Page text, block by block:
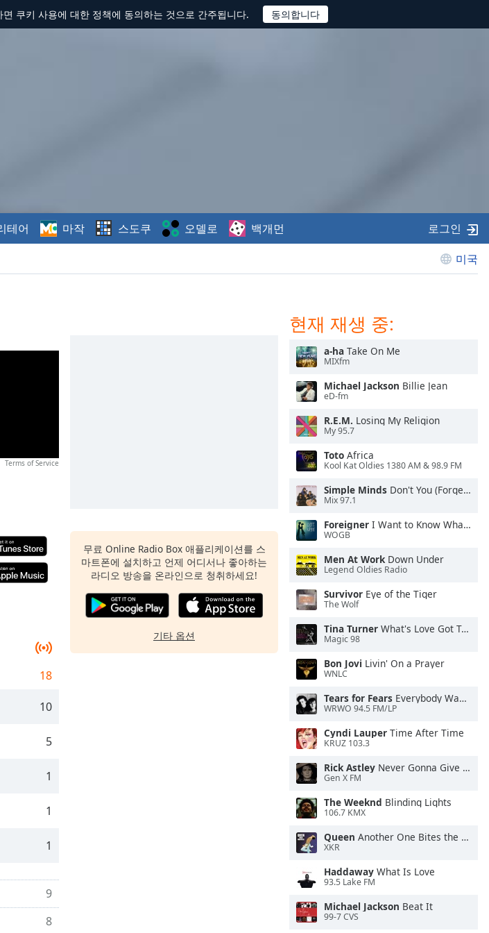
쿠키 사용에 대한 정책에 동의하는 것으로 간주됩니다.
미국
테어 마작 스도쿠 오델로 백개먼 로그인
Terms of Service
18
10
5
1
1
1
9
8
무료 Online Radio Box 애플리케이션를 스
마트폰에 설치하고 언제 어디서나 좋아하는
라디오 방송을 온라인으로 청취하세요!
기타 옵션
현재 재생 중:
a-ha Take On Me
MIXfm
Michael Jackson Billie Jean
eD-fm
R.E.M. Losing My Religion
My 95.7
Toto Africa
Kool Kat Oldies 1380 AM & 98.9 FM
Simple Minds Don't You (Forget About Me)
Mix 97.1
Foreigner I Want to Know What Love Is
WOGB
Men At WorkDown Under
Legend Oldies Radio
Survivor Eye of the Tiger
The Wolf
Tina Turner What's Love Got To Do With It
Magic 98
Bon Jovi Livin' On a Prayer
WNLC
Tears for Fears Everybody Wants To Rule the World
WRWO 94.5 FM/LP
Cyndi Lauper Time After Time
KRUZ 103.3
Rick Astley Never Gonna Give You Up
Gen X FM
The Weeknd Blinding Lights
106.7 KMX
Queen Another One Bites the Dust
XKR
Haddaway What Is Love
93.5 Lake FM
Michael Jackson Beat It
99-7 CVS